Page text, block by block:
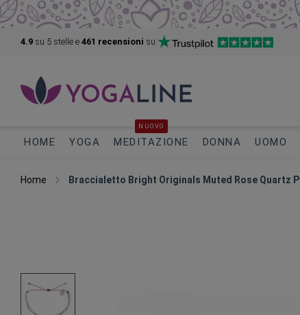
4.9 su 5 stelle e 461 recensioni su
HOME YOGA MEDITAZIONE
NUOVO
DONNA UOMO
Home Braccialetto Bright Originals Muted Rose Quartz
galleria
di
immagini